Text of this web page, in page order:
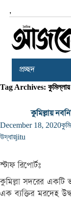
,
প্রচ্ছদ
Tag Archives: কুমিল্লায়
কুমিল্লায়
December 18, 2020
উদ্ধারjitu
স্টাফ রিপোর্টঃ
কুমিল্লা সদরের
এক ব্যক্তির মরদেহ